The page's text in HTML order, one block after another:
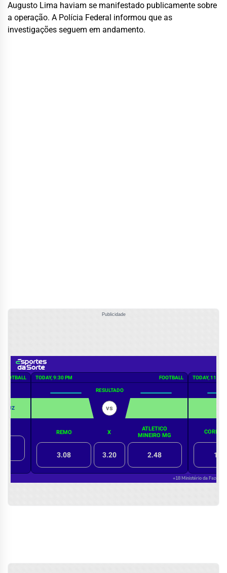
Augusto Lima haviam se manifestado publicamente sobre
a operação. A Polícia Federal informou que as
investigações seguem em andamento.
Publicidade